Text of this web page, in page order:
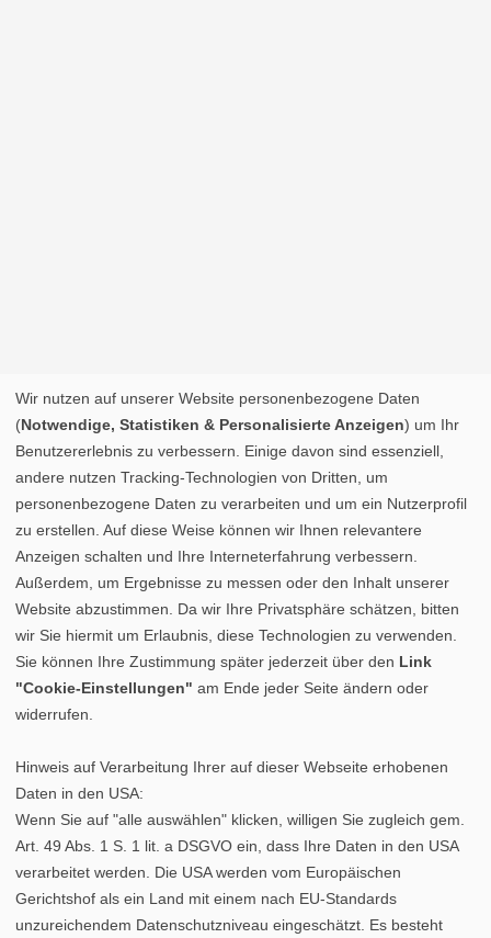
Wir nutzen auf unserer Website personenbezogene Daten
(Notwendige, Statistiken & Personalisierte Anzeigen) um Ihr
Benutzererlebnis zu verbessern. Einige davon sind essenziell,
andere nutzen Tracking-Technologien von Dritten, um
personenbezogene Daten zu verarbeiten und um ein Nutzerprofil
zu erstellen. Auf diese Weise können wir Ihnen relevantere
Anzeigen schalten und Ihre Interneterfahrung verbessern.
Außerdem, um Ergebnisse zu messen oder den Inhalt unserer
Website abzustimmen. Da wir Ihre Privatsphäre schätzen, bitten
wir Sie hiermit um Erlaubnis, diese Technologien zu verwenden.
Sie können Ihre Zustimmung später jederzeit über den Link
"Cookie-Einstellungen" am Ende jeder Seite ändern oder
widerrufen.
Hinweis auf Verarbeitung Ihrer auf dieser Webseite erhobenen
Daten in den USA:
Wenn Sie auf "alle auswählen" klicken, willigen Sie zugleich gem.
Art. 49 Abs. 1 S. 1 lit. a DSGVO ein, dass Ihre Daten in den USA
verarbeitet werden. Die USA werden vom Europäischen
Gerichtshof als ein Land mit einem nach EU-Standards
unzureichendem Datenschutzniveau eingeschätzt. Es besteht